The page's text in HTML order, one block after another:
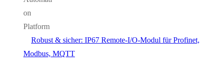
Robust & sicher: IP67 Remote-I/O-Modul für Profinet,
Modbus, MQTT